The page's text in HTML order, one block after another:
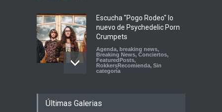
Escucha "Pogo Rodeo" lo
nuevo de Psychedelic Porn
Crumpets
Agenda, breaking news,
Breaking News, Conciertos,
FeaturedPosts,
RokkersRecomienda, Sin
categoría
en el Auditorio BB de la
Últimas Galerias